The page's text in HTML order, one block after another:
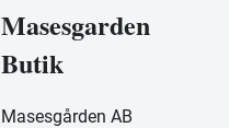
Masesgarden
Butik
Masesgården AB